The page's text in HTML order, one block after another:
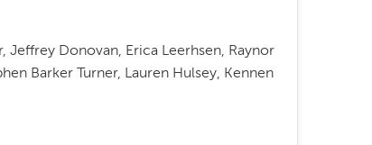
Jeffrey Donovan, Erica Leerhsen, Raynor
Barker Turner, Lauren Hulsey, Kennen